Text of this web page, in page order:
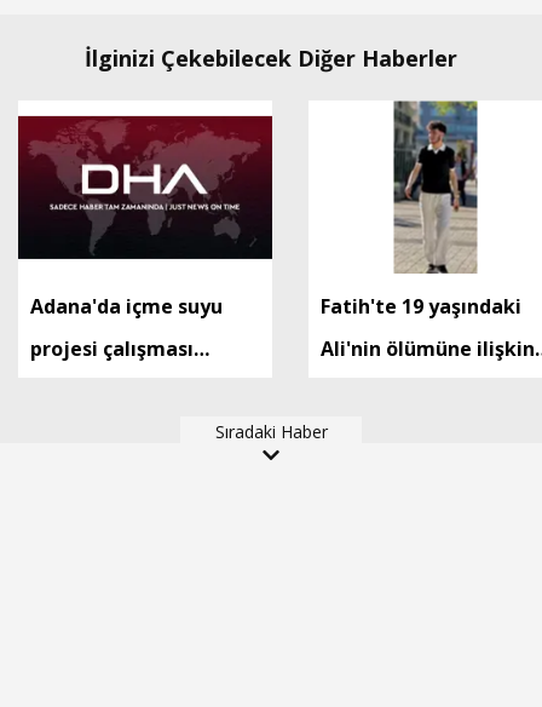
İlginizi Çekebilecek Diğer Haberler
Adana'da içme suyu
projesi çalışması
Fatih'te 19 yaşındaki
Ali'nin ölümüne ilişkin
şüpheli daha adliyeye
Sıradaki Haber